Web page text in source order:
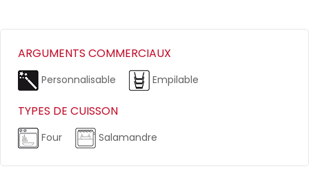
ARGUMENTS COMMERCIAUX
Personnalisable Empilable
TYPES DE CUISSON
Four Salamandre